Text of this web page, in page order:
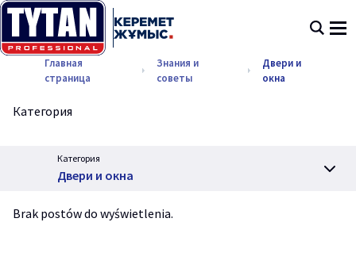
Главная
страница
Знания и
советы
Двери и
окна
Категория
Категория
Двери и окна
Brak postów do wyświetlenia.